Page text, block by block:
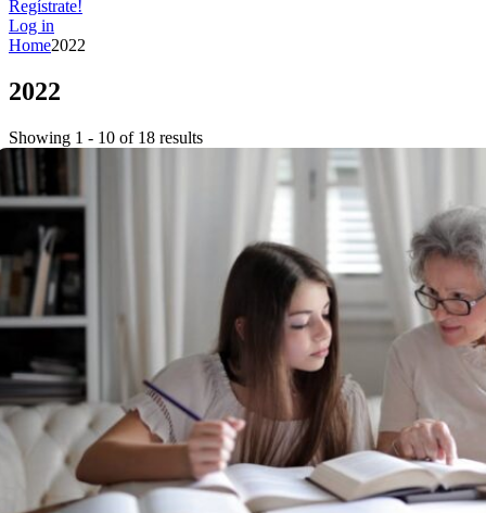
Regístrate!
Log in
Home2022
2022
Showing 1 - 10 of 18 results